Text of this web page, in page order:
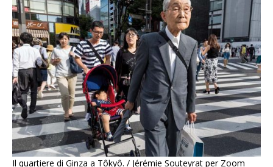
Il quartiere di Ginza a Tôkyô. / Jérémie Souteyrat per Zoom